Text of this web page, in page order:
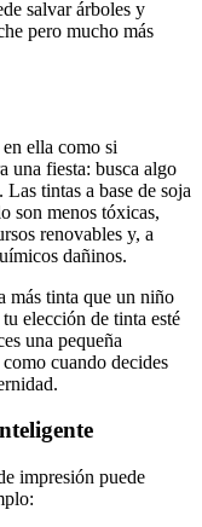
salvar árboles y
pero mucho más
ella como si
una fiesta: busca algo
tintas a base de soja
son menos tóxicas,
renovables y, a
dañinos.
más tinta que un niño
elección de tinta esté
una pequeña
cuando decides
impresión puede